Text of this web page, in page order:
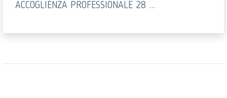
ACCOGLIENZA PROFESSIONALE 28 ...